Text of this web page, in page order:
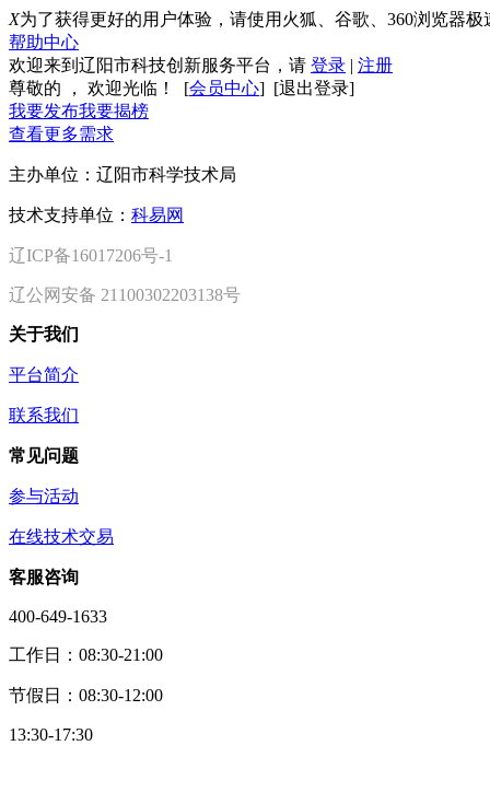
X为了获得更好的用户体验，请使用火狐、谷歌、360浏览器
帮助中心
欢迎来到辽阳市科技创新服务平台，请 登录 | 注册
尊敬的
， 欢迎光临！ [会员中心] [退出登录]
我要发布我要揭榜
查看更多需求
主办单位：辽阳市科学技术局
技术支持单位： 科易网
辽ICP备16017206号-1
辽公网安备 21100302203138号
关于我们
平台简介
联系我们
常见问题
参与活动
在线技术交易
客服咨询
400-649-1633
工作日：08:30-21:00
节假日：08:30-12:00
13:30-17:30